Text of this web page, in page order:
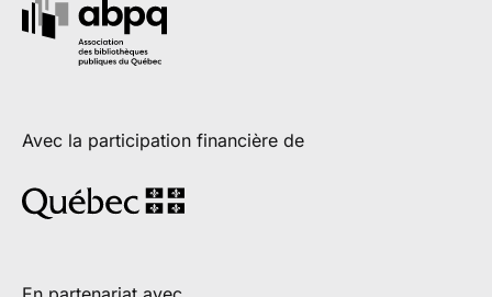
Avec la participation financière de